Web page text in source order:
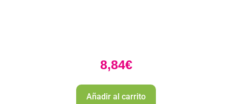
8,84€
Añadir al carrito